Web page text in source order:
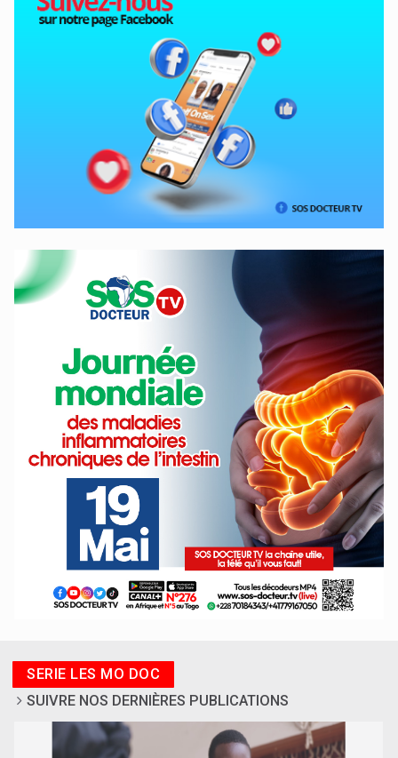
SERIE LES MO DOC
SUIVRE NOS DERNIÈRES PUBLICATIONS